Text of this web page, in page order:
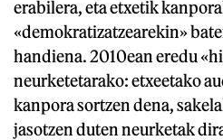
erabilera, eta etxetik
«demokratizatzearekin»
handiena. 2010ean eredu
neurketetarako: etxeetako
kanpora sortzen dena,
jasotzen duten neurketak